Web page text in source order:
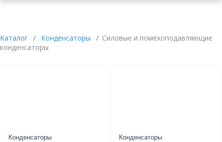
Каталог / Конденсаторы / Силовые и помехоподавляющие
конденсаторы
Конденсаторы
Конденсаторы